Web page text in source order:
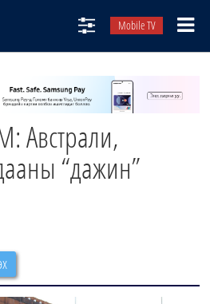
Mobile TV
Австрали,
“дажин”